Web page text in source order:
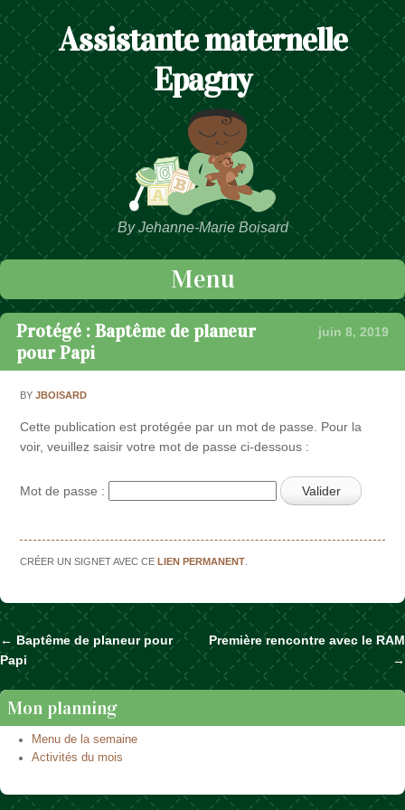
Assistante maternelle
Epagny
By Jehanne-Marie Boisard
Menu
Passer au contenu
Protégé : Baptême de planeur
pour Papi
juin 8, 2019
BYJBOISARD
Cette publication est protégée par un mot de passe. Pour la
voir, veuillez saisir votre mot de passe ci-dessous :
Mot de passe :
CRÉER UN SIGNET AVEC CELIEN PERMANENT
Naviguer dans les articles
← Baptême de planeur pour
Papi
Première rencontre avec le RAM
→
Mon planning
Menu de la semaine
Activités du mois